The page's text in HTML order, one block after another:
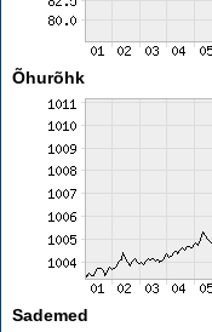
Õhurõhk
Sademed